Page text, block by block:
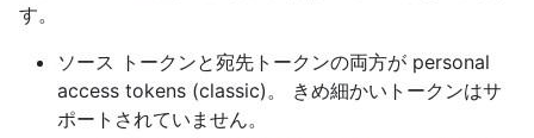
す。
ソース トークンと宛先トークンの両方が personal
access tokens (classic)。 きめ細かいトークンはサ
ポートされていません。